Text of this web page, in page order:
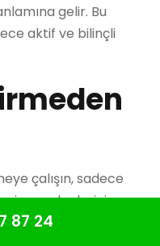
gelir. Bu
aktif ve bilinçli
çalışın, sadece
nedenlerini
87 24